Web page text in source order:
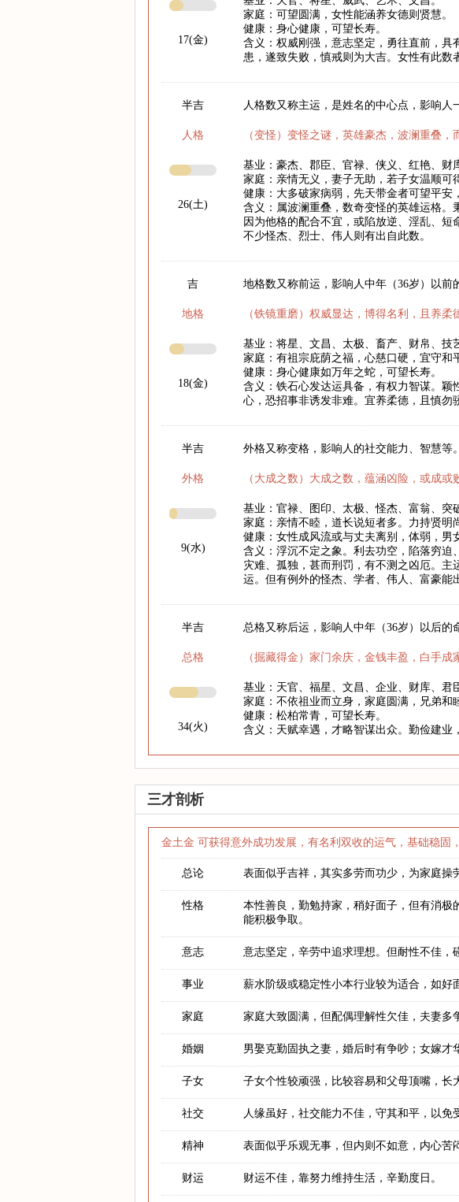
17(金)
家庭：可望圆满，女性能涵养女德则贤慧。
健康：身心健康，可望长寿。
含义：权威刚强，意志坚定，勇往直前，
患，遂致失败，慎戒则为大吉。女性有此数
半吉
人格
26(土)
人格数又称主运，是姓名的中心点，影响人
（变怪）变怪之谜，英雄豪杰，波澜重叠，
基业：豪杰、郡臣、官禄、侠义、红艳、财
家庭：亲情无义，妻子无助，若子女温顺可
健康：大多破家病弱，先天带金者可望平安
含义：属波澜重叠，数奇变怪的英雄运格。
因为他格的配合不宜，或陷放逆、淫乱、短
不少怪杰、烈士、伟人则有出自此数。
吉
地格
18(金)
地格数又称前运，影响人中年（36岁）以前
（铁镜重磨）权威显达，博得名利，且养柔
基业：将星、文昌、太极、畜产、财帛、技
家庭：有祖宗庇荫之福，心慈口硬，宜守和
健康：身心健康如万年之蛇，可望长寿。
含义：铁石心发达运具备，有权力智谋。颖
心，恐招事非诱发非难。宜养柔德，且慎勿
半吉
外格
9(水)
外格又称变格，影响人的社交能力、智慧等。
（大成之数）大成之数，蕴涵凶险，或成或
基业：官禄、图印、太极、怪杰、富翁、突
家庭：亲情不睦，道长说短者多。力持贤明
健康：女性成风流或与丈夫离别，体弱，男
含义：浮沉不定之象。利去功空，陷落穷迫
灾难、孤独，甚而刑罚，有不测之凶厄。
运。但有例外的怪杰、学者、伟人、富豪能
半吉
总格
34(火)
总格又称后运，影响人中年（36岁）以后的
（掘藏得金）家门余庆，金钱丰盈，白手成
基业：天官、福星、文昌、企业、财库、君
家庭：不依祖业而立身，家庭圆满，兄弟和
健康：松柏常青，可望长寿。
含义：天赋幸遇，才略智谋出众。勤俭建业
三才剖析
金土金 可获得意外成功发展，有名利双收的运气，基础稳固
总论 表面似乎吉祥，其实多劳而功少，为家庭操
性格
本性善良，勤勉持家，稍好面子，但有消极
能积极争取。
意志 意志坚定，辛劳中追求理想。但耐性不佳，
事业 薪水阶级或稳定性小本行业较为适合，如好
家庭 家庭大致圆满，但配偶理解性欠佳，夫妻多
婚姻 男娶克勤固执之妻，婚后时有争吵；女嫁才
子女 子女个性较顽强，比较容易和父母顶嘴，长
社交 人缘虽好，社交能力不佳，守其和平，以免
精神 表面似乎乐观无事，但内则不如意，内心苦
财运 财运不佳，靠努力维持生活，辛勤度日。